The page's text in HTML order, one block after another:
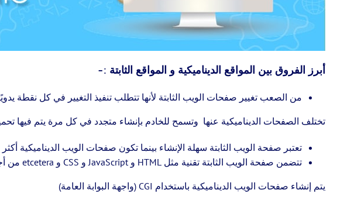
أبرز الفروق بين المواقع الديناميكية و المواقع الثابتة :-
من الصعب تغيير صفحات الويب الثابتة لأنها تتطلب تنفيذ التغيير في كل نقطة
تختلف الصفحات الديناميكية عنها وتسمح للخادم بإنشاء متجدد في كل مرة يتم فيها
تعتبر صفحة الويب الثابتة سهلة الإنشاء بينما تكون صفحات الويب الديناميكية
تتضمن صفحة الويب الثابتة تقنية مثل HTML و JavaScript و CSS و etcetera من أجل بنائها. على العكس ،
يتم إنشاء صفحات الويب الديناميكية باستخدام CGI (واجهة البوابة العامة)